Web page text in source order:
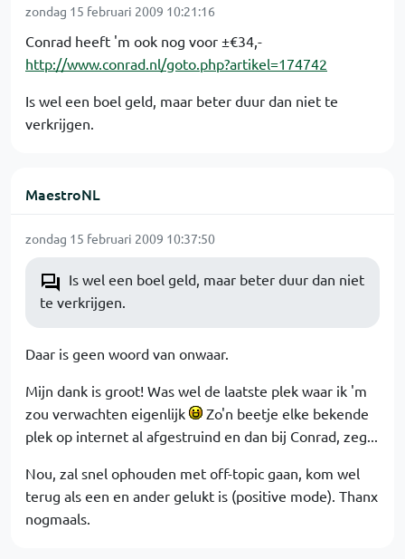
zondag 15 februari 2009 10:21:16
Conrad heeft 'm ook nog voor ±€34,-
http://www.conrad.nl/goto.php?artikel=174742
Is wel een boel geld, maar beter duur dan niet te
verkrijgen.
MaestroNL
zondag 15 februari 2009 10:37:50
Is wel een boel geld, maar beter duur dan niet
te verkrijgen.
Daar is geen woord van onwaar.
Mijn dank is groot! Was wel de laatste plek waar ik 'm
zou verwachten eigenlijk
Zo'n beetje elke bekende
plek op internet al afgestruind en dan bij Conrad, zeg...
Nou, zal snel ophouden met off-topic gaan, kom wel
terug als een en ander gelukt is (positive mode). Thanx
nogmaals.